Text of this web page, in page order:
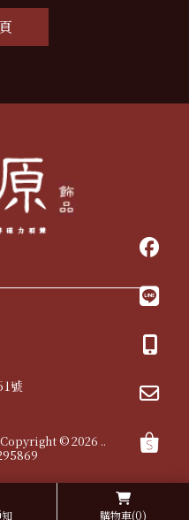
購物車(0)
號
專賣店
賣店
© 2026 ..